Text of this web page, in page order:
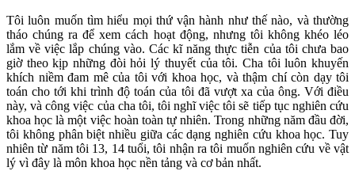
Tôi luôn muốn tìm hiểu mọi thứ vận hành như thế nào, và thường
tháo chúng ra để xem cách hoạt động, nhưng tôi không khéo léo
lắm về việc lắp chúng vào. Các kĩ năng thực tiễn của tôi chưa bao
giờ theo kịp những đòi hỏi lý thuyết của tôi. Cha tôi luôn khuyến
khích niềm đam mê của tôi với khoa học, và thậm chí còn dạy tôi
toán cho tới khi trình độ toán của tôi đã vượt xa của ông. Với điều
này, và công việc của cha tôi, tôi nghĩ việc tôi sẽ tiếp tục nghiên cứu
khoa học là một việc hoàn toàn tự nhiên. Trong những năm đầu đời,
tôi không phân biệt nhiều giữa các dạng nghiên cứu khoa học. Tuy
nhiên từ năm tôi 13, 14 tuổi, tôi nhận ra tôi muốn nghiên cứu về vật
lý vì đây là môn khoa học nền tảng và cơ bản nhất.